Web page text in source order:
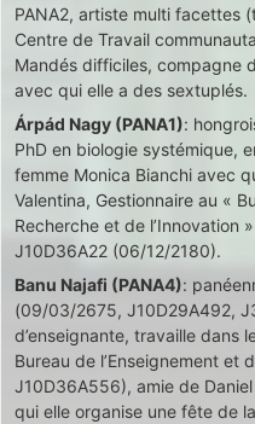
PANA2, artiste multi facettes
Centre de Travail
Mandés difficiles, compagne
avec qui elle a des sextuplés.
Árpád Nagy (PANA1):
PhD en biologie systémique,
femme Monica Bianchi avec
Valentina, Gestionnaire au «
Recherche et de l’Innovation
J10D36A22 (06/12/2180).
Banu Najafi (PANA4):
(09/03/2675, J10D29A492,
d’enseignante, travaille dans
Bureau de l’Enseignement et
J10D36A556), amie de
qui elle organise une fête de